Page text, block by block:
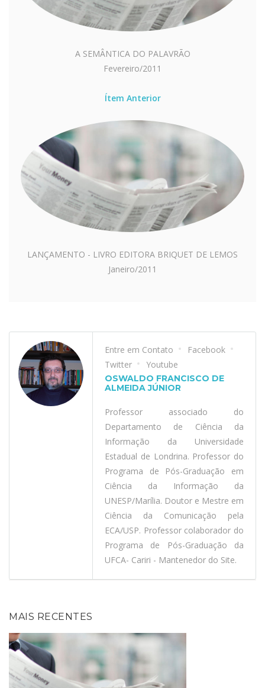
A SEMÂNTICA DO PALAVRÃO
Fevereiro/2011
Ítem Anterior
LANÇAMENTO - LIVRO EDITORA BRIQUET DE LEMOS
Janeiro/2011
Entre em Contato
Facebook
Twitter
Youtube
OSWALDO FRANCISCO DE
ALMEIDA JÚNIOR
Professor associado do
Departamento de Ciência da
Informação da Universidade
Estadual de Londrina. Professor do
Programa de Pós-Graduação em
Ciência da Informação da
UNESP/Marília. Doutor e Mestre em
Ciência da Comunicação pela
ECA/USP. Professor colaborador do
Programa de Pós-Graduação da
UFCA- Cariri - Mantenedor do Site.
MAIS RECENTES